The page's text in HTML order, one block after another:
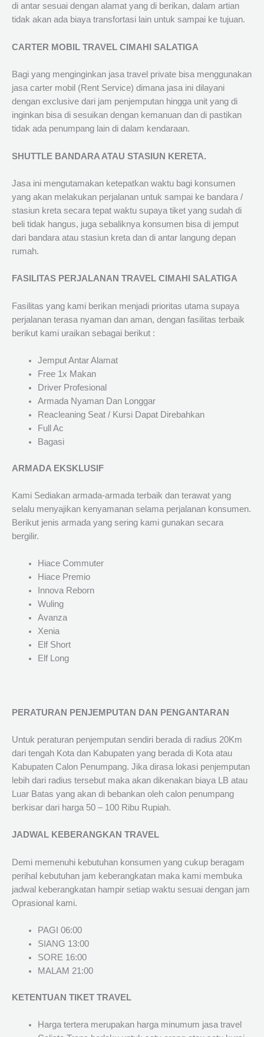
di antar sesuai dengan alamat yang di berikan, dalam artian
tidak akan ada biaya transfortasi lain untuk sampai ke tujuan.
CARTER MOBIL TRAVEL CIMAHI SALATIGA
Bagi yang menginginkan jasa travel private bisa menggunakan
jasa carter mobil (Rent Service) dimana jasa ini dilayani
dengan exclusive dari jam penjemputan hingga unit yang di
inginkan bisa di sesuikan dengan kemanuan dan di pastikan
tidak ada penumpang lain di dalam kendaraan.
SHUTTLE BANDARA ATAU STASIUN KERETA.
Jasa ini mengutamakan ketepatkan waktu bagi konsumen
yang akan melakukan perjalanan untuk sampai ke bandara /
stasiun kreta secara tepat waktu supaya tiket yang sudah di
beli tidak hangus, juga sebaliknya konsumen bisa di jemput
dari bandara atau stasiun kreta dan di antar langung depan
rumah.
FASILITAS PERJALANAN TRAVEL CIMAHI SALATIGA
Fasilitas yang kami berikan menjadi prioritas utama supaya
perjalanan terasa nyaman dan aman, dengan fasilitas terbaik
berikut kami uraikan sebagai berikut :
Jemput Antar Alamat
Free 1x Makan
Driver Profesional
Armada Nyaman Dan Longgar
Reacleaning Seat / Kursi Dapat Direbahkan
Full Ac
Bagasi
ARMADA EKSKLUSIF
Kami Sediakan armada-armada terbaik dan terawat yang
selalu menyajikan kenyamanan selama perjalanan konsumen.
Berikut jenis armada yang sering kami gunakan secara
bergilir.
Hiace Commuter
Hiace Premio
Innova Reborn
Wuling
Avanza
Xenia
Elf Short
Elf Long
PERATURAN PENJEMPUTAN DAN PENGANTARAN
Untuk peraturan penjemputan sendiri berada di radius 20Km
dari tengah Kota dan Kabupaten yang berada di Kota atau
Kabupaten Calon Penumpang. Jika dirasa lokasi penjemputan
lebih dari radius tersebut maka akan dikenakan biaya LB atau
Luar Batas yang akan di bebankan oleh calon penumpang
berkisar dari harga 50 – 100 Ribu Rupiah.
JADWAL KEBERANGKAN TRAVEL
Demi memenuhi kebutuhan konsumen yang cukup beragam
perihal kebutuhan jam keberangkatan maka kami membuka
jadwal keberangkatan hampir setiap waktu sesuai dengan jam
Oprasional kami.
PAGI 06:00
SIANG 13:00
SORE 16:00
MALAM 21:00
KETENTUAN TIKET TRAVEL
Harga tertera merupakan harga minumum jasa travel